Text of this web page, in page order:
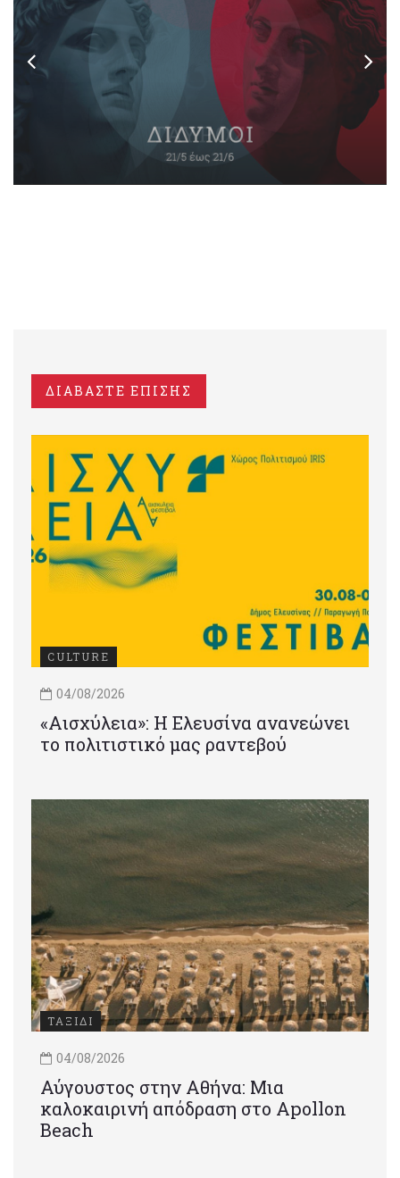
ΔΙΑΒΑΣΤΕ ΕΠΙΣΗΣ
CULTURE
04/08/2026
«Αισχύλεια»: Η Ελευσίνα ανανεώνει
το πολιτιστικό μας ραντεβού
ΤΑΞΙΔΙ
04/08/2026
Αύγουστος στην Αθήνα: Μια
καλοκαιρινή απόδραση στο Apollon
Beach